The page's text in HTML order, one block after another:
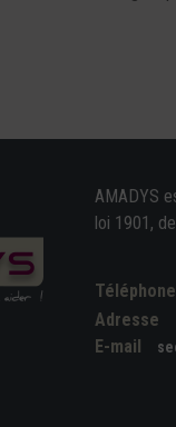
AMADYS
loi 1901,
Adresse
E-mail